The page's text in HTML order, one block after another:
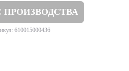
ПРОИЗВОДСТВА
610015000436